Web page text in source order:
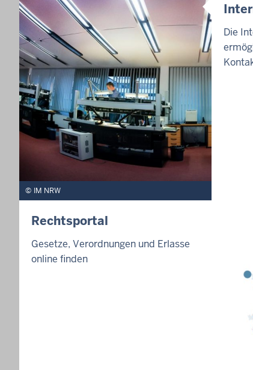
IM NRW
Die
Rechtsportal
Gesetze, Verordnungen und Erlasse
online finden